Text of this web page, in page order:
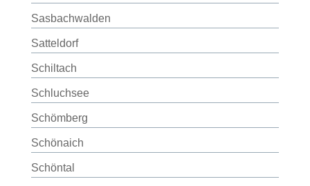
Sasbachwalden
Satteldorf
Schiltach
Schluchsee
Schömberg
Schönaich
Schöntal